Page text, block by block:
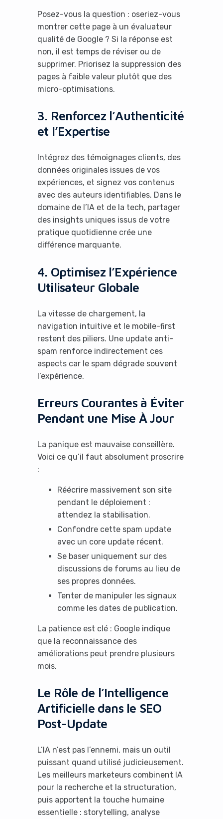
Posez-vous la question : oseriez-vous
montrer cette page à un évaluateur
qualité de Google ? Si la réponse est
non, il est temps de réviser ou de
supprimer. Priorisez la suppression des
pages à faible valeur plutôt que des
micro-optimisations.
3. Renforcez l’Authenticité
et l’Expertise
Intégrez des témoignages clients, des
données originales issues de vos
expériences, et signez vos contenus
avec des auteurs identifiables. Dans le
domaine de l’IA et de la tech, partager
des insights uniques issus de votre
pratique quotidienne crée une
différence marquante.
4. Optimisez l’Expérience
Utilisateur Globale
La vitesse de chargement, la
navigation intuitive et le mobile-first
restent des piliers. Une update anti-
spam renforce indirectement ces
aspects car le spam dégrade souvent
l’expérience.
Erreurs Courantes à Éviter
Pendant une Mise À Jour
La panique est mauvaise conseillère.
Voici ce qu’il faut absolument proscrire
:
Réécrire massivement son site
pendant le déploiement :
attendez la stabilisation.
Confondre cette spam update
avec un core update récent.
Se baser uniquement sur des
discussions de forums au lieu de
ses propres données.
Tenter de manipuler les signaux
comme les dates de publication.
La patience est clé : Google indique
que la reconnaissance des
améliorations peut prendre plusieurs
mois.
Le Rôle de l’Intelligence
Artificielle dans le SEO
Post-Update
L’IA n’est pas l’ennemi, mais un outil
puissant quand utilisé judicieusement.
Les meilleurs marketeurs combinent IA
pour la recherche et la structuration,
puis apportent la touche humaine
essentielle : storytelling, analyse
No Thanks